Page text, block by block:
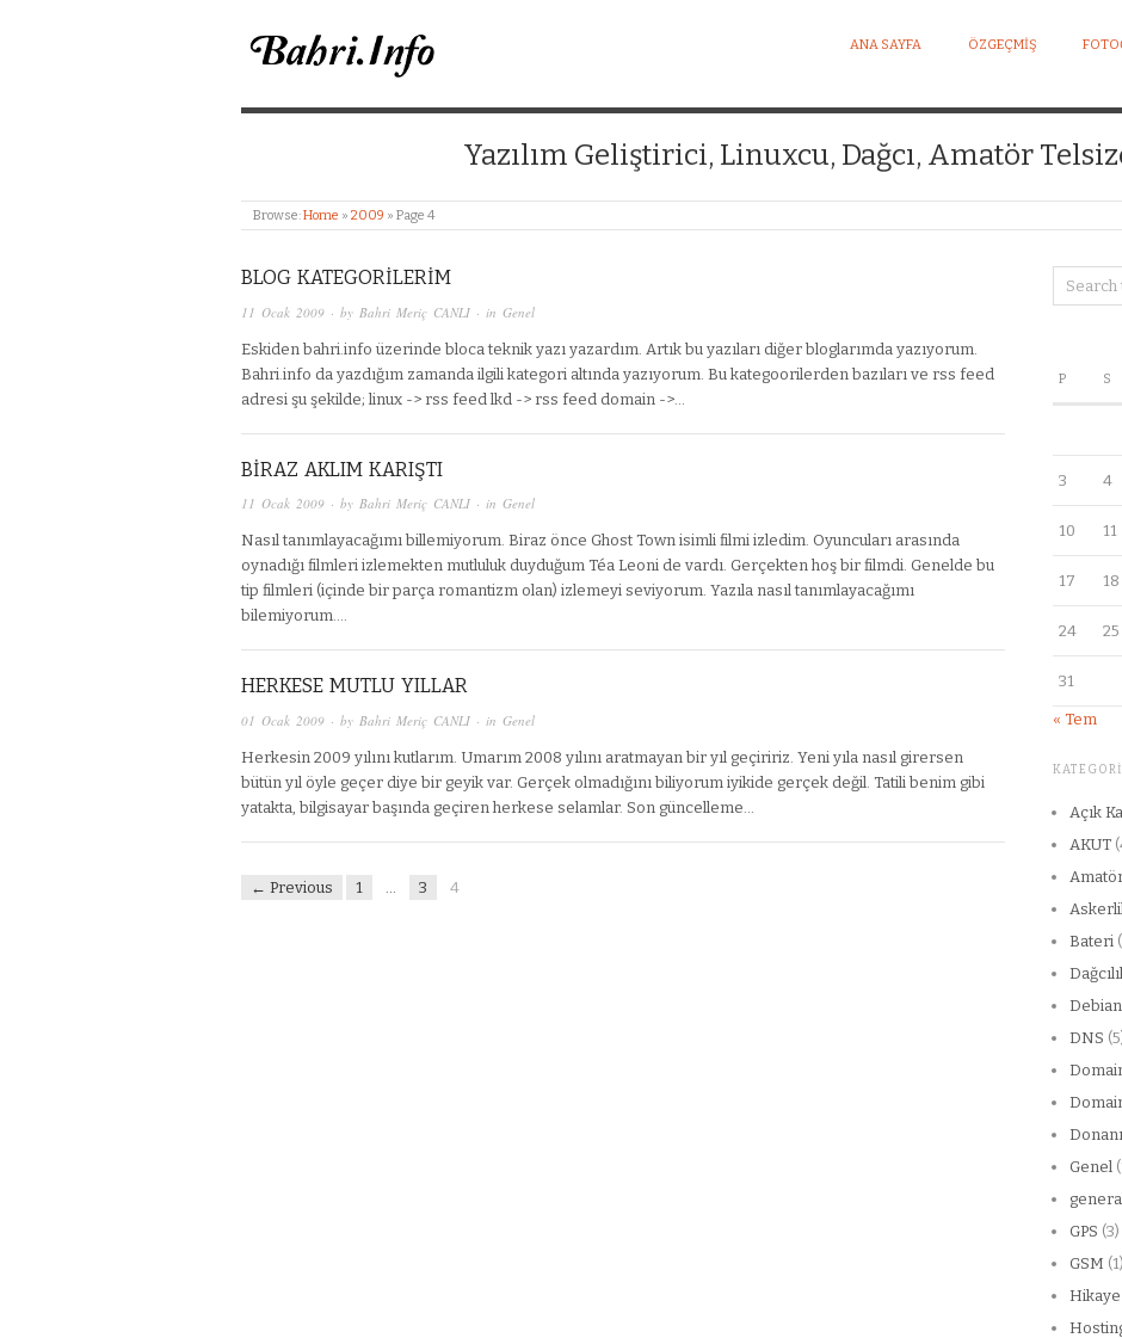
BAHRI MERIÇ CANLI KIŞISEL WEB SITESI
ANA SAYFA ÖZGEÇMIŞ
Yazılım Geliştirici, Linuxcu, Dağcı, Amatör
Browse:Home » 2009 » Page 4
BLOG KATEGORILERIM
11 Ocak 2009 · by Bahri Meriç CANLI · in Genel
Eskiden bahri.info üzerinde bloca teknik yazı yazardım. Artık bu yazıları diğer bloglarımda yazıyorum.
Bahri.info da yazdığım zamanda ilgili kategori altında yazıyorum. Bu kategoorilerden bazıları ve rss feed
adresi şu şekilde; linux -> rss feed lkd -> rss feed domain ->…
BIRAZ AKLIM KARIŞTI
11 Ocak 2009 · by Bahri Meriç CANLI · in Genel
Nasıl tanımlayacağımı billemiyorum. Biraz önce Ghost Town isimli filmi izledim. Oyuncuları arasında
oynadığı filmleri izlemekten mutluluk duyduğum Téa Leoni de vardı. Gerçekten hoş bir filmdi. Genelde bu
tip filmleri (içinde bir parça romantizm olan) izlemeyi seviyorum. Yazıla nasıl tanımlayacağımı
bilemiyorum….
HERKESE MUTLU YILLAR
01 Ocak 2009 · by Bahri Meriç CANLI · in Genel
Herkesin 2009 yılını kutlarım. Umarım 2008 yılını aratmayan bir yıl geçiririz. Yeni yıla nasıl girersen
bütün yıl öyle geçer diye bir geyik var. Gerçek olmadığını biliyorum iyikide gerçek değil. Tatili benim gibi
yatakta, bilgisayar başında geçiren herkese selamlar. Son güncelleme…
← Previous 1 3 4
P S
3 4
10 11
17 18
24 25
31
« Tem
Açık
AKUT
Bateri
Debian
DNS
Genel
GPS (3)
GSM (1)
Hikaye